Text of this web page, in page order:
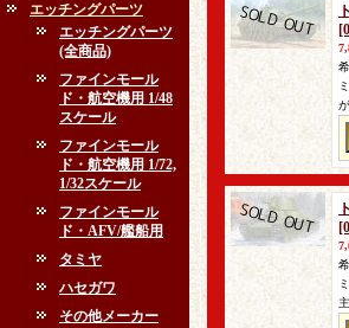
エッチングパーツ
エッチングパーツ
(全商品)
ファインモール
ド・航空機用 1/48
スケール
ファインモール
ド・航空機用 1/72,
1/32スケール
ファインモール
ド・AFV/艦船用
タミヤ
ハセガワ
その他メーカー